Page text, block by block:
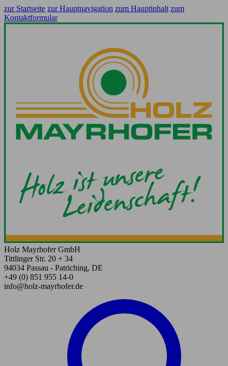
zur Startseite zur Hauptnavigation zum Hauptinhalt zum
Kontaktformular
Holz Mayrhofer GmbH
Tittlinger Str. 20 + 34
94034 Passau - Patriching, DE
+49 (0) 851 955 14-0
info@holz-mayrhofer.de